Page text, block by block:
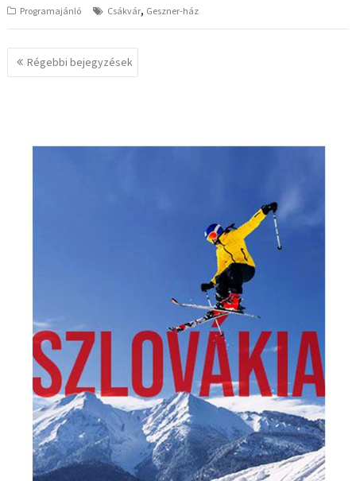
Programajánló Csákvár, Geszner-ház
Bejegyzés
navigáció
Régebbi bejegyzések